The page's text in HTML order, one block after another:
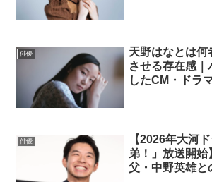
俳優
天野はなとは何
させる存在感
したCM・ドラ
俳優
【2026年大河
弟！」放送開始
父・中野英雄と